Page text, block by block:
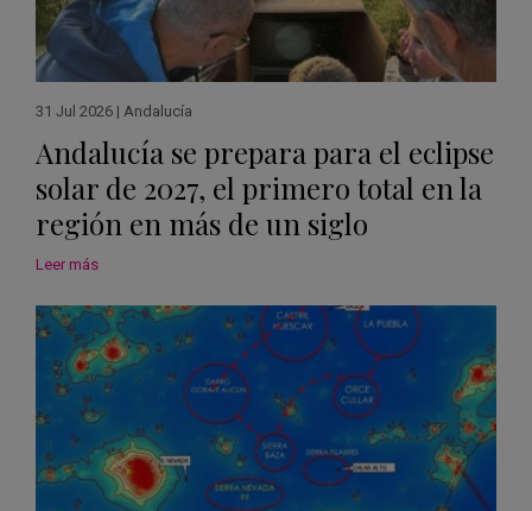
31 Jul 2026 | Andalucía
Andalucía se prepara para el eclipse
solar de 2027, el primero total en la
región en más de un siglo
Leer más